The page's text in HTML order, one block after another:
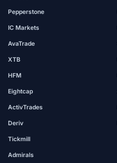
Pepperstone
IC Markets
AvaTrade
XTB
HFM
Eightcap
ActivTrades
Deriv
Tickmill
Admirals